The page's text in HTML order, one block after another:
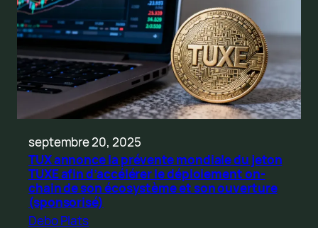
septembre 20, 2025
TUX annonce la prévente mondiale du jeton
TUXE afin d’accélérer le déploiement on-
chain de son écosystème et son ouverture
(sponsorisé)
Debo Plats